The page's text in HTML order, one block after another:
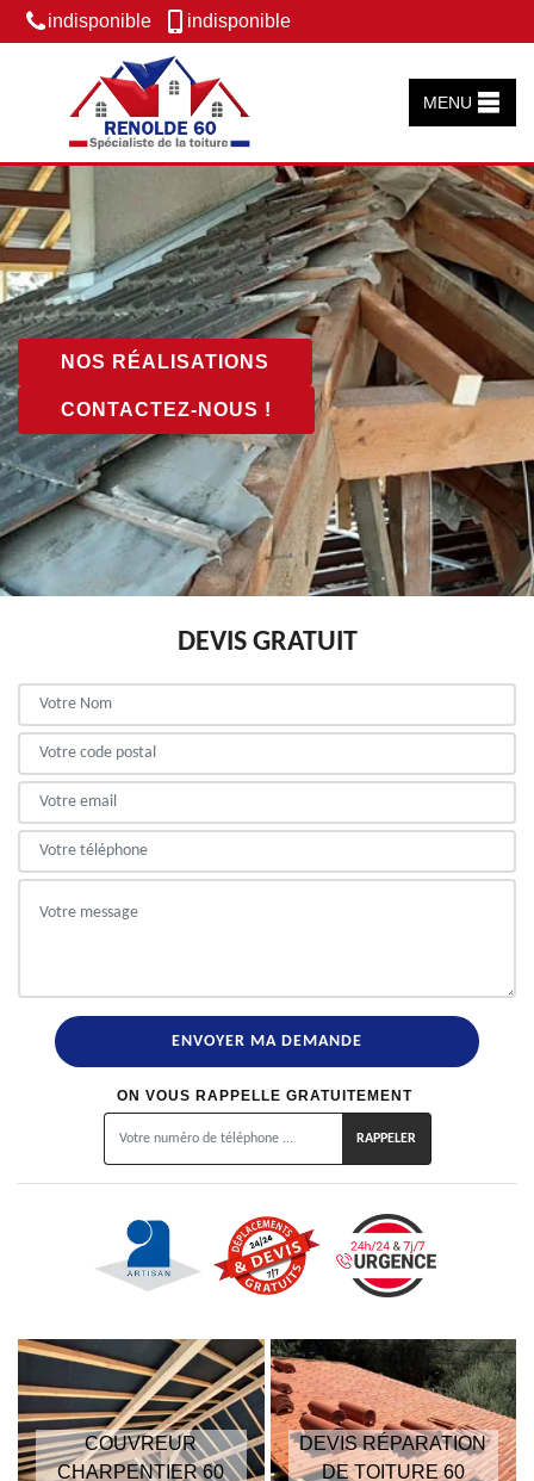
indisponible indisponible
MENU
NOS RÉALISATIONS
CONTACTEZ-NOUS !
DEVIS GRATUIT
ON VOUS RAPPELLE GRATUITEMENT
COUVREUR
CHARPENTIER 60
DEVIS RÉPARATION
DE TOITURE 60